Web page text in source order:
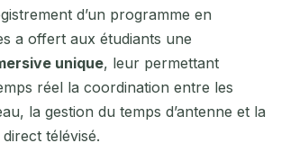
d’un programme en
a offert aux étudiants une
unique, leur permettant
réel la coordination entre les
la gestion du temps d’antenne et la
télévisé.